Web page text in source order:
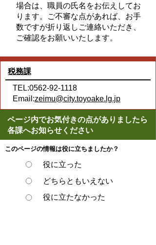
場合は、職員の氏名をお伝えしてお
ります。ご不審な点があれば、お手
数ですが折り返しご連絡いただき、
ご確認をお願いいたします。
税務課
TEL:0562-92-1118
Email:zeimu@city.toyoake.lg.jp
ページ内でお気付きの点がありましたら
各課へお知らせください
このページの情報は役に立ちましたか？
役に立った
どちらともいえない
役に立たなかった